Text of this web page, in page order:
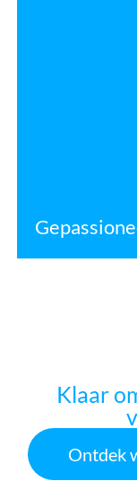
Klaar
Ontdek